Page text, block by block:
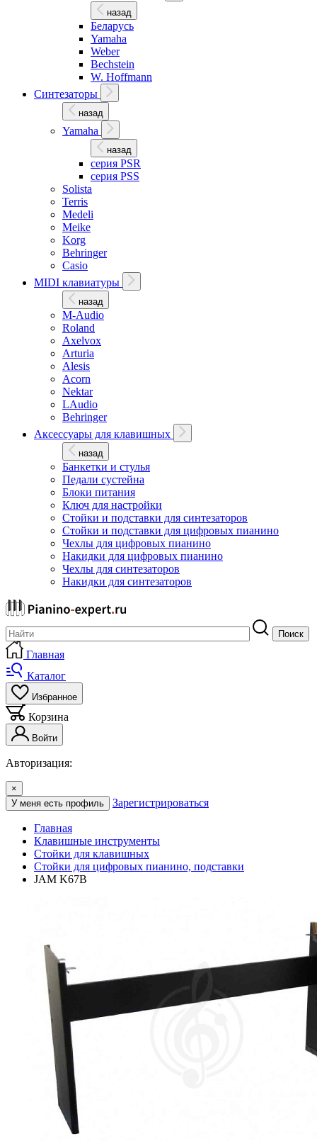
назад
Беларусь
Yamaha
Weber
Bechstein
W. Hoffmann
Синтезаторы
назад
Yamaha
назад
серия PSR
серия PSS
Solista
Terris
Medeli
Meike
Korg
Behringer
Casio
MIDI клавиатуры
назад
M-Audio
Roland
Axelvox
Arturia
Alesis
Acorn
Nektar
LAudio
Behringer
Аксессуары для клавишных
назад
Банкетки и стулья
Педали сустейна
Блоки питания
Ключ для настройки
Стойки и подставки для синтезаторов
Стойки и подставки для цифровых пианино
Чехлы для цифровых пианино
Накидки для цифровых пианино
Чехлы для синтезаторов
Накидки для синтезаторов
Поиск
Главная
Каталог
Избранное
Корзина
Войти
Авторизация:
×
У меня есть профиль
Зарегистрироваться
Главная
Клавишные инструменты
Стойки для клавишных
Стойки для цифровых пианино, подставки
JAM K67B